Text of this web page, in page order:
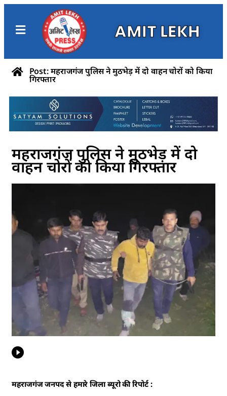
AMIT LEKH
Post: महराजगंज पुलिस ने मुठभेड़ में दो वाहन चोरों को किया
गिरफ्तार
महराजगंज पुलिस ने मुठभेड़ में दो
वाहन चोरों को किया गिरफ्तार
महराजगंज जनपद से हमारे जिला ब्यूरो की रिपोर्ट :